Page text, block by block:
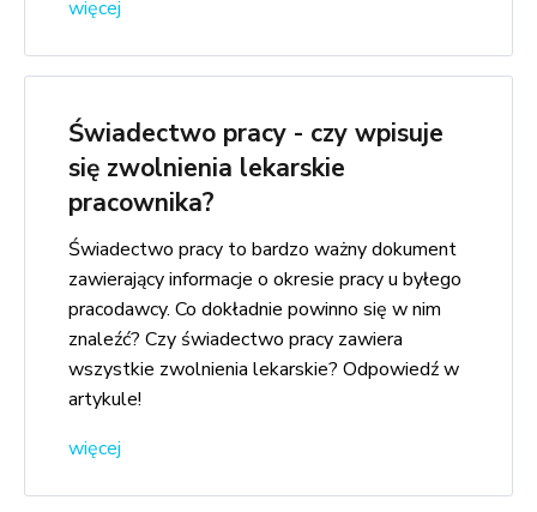
więcej
Świadectwo pracy - czy wpisuje
się zwolnienia lekarskie
pracownika?
Świadectwo pracy to bardzo ważny dokument
zawierający informacje o okresie pracy u byłego
pracodawcy. Co dokładnie powinno się w nim
znaleźć? Czy świadectwo pracy zawiera
wszystkie zwolnienia lekarskie? Odpowiedź w
artykule!
więcej